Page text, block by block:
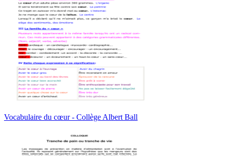
Vocabulaire du cœur - Collège Albert Ball